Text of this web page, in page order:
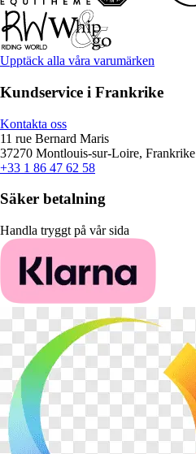
Upptäck alla våra varumärken
Kundservice i Frankrike
Kontakta oss
11 rue Bernard Maris
37270 Montlouis-sur-Loire, Frankrike
+33 1 86 47 62 58
Säker betalning
Handla tryggt på vår sida